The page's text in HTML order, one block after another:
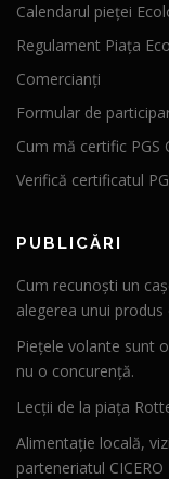
Calendarul pieței
Regulament Piața
Comercianți
Formular de
Cum mă certific PGS
Verifică certificatul
PUBLICĂRI
Cum recunoști un
alegerea unui produs
Piețele volante sunt
nu o concurență.
Lecții de la piața
Alimentație locală,
parteneriatul CICERO